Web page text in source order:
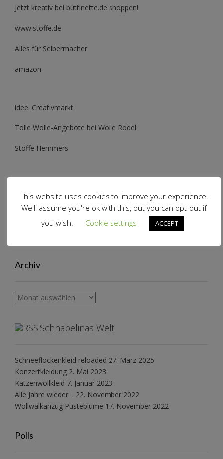
Jetzt kreativ bei buttinette.de shoppen!
www.stoffe.de
Alles für Selbermacher
amazon
idee. Creativmarkt
Tolle Wolle-Angebote bei Wolle Rödel
Stoffe Hemmers
Archiv
Archiv
Schnabelinas Welt
Schneeflockenkleid reloaded 27. März 2025
Konzertkleidung 2. Mai 2023
Katzenwollkleid 7. Januar 2023
Alle Jahre wieder… 22. November 2022
Wollwalkanzug Pusteblume 17. November 2022
Polls
This website uses cookies to improve your experience.
We'll assume you're ok with this, but you can opt-out if
you wish.
Cookie settings ACCEPT